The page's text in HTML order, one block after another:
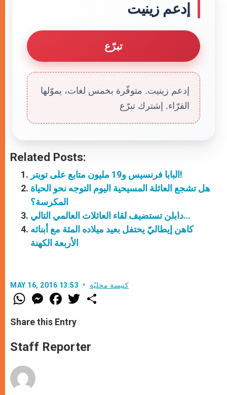
إدعم زينيت
تبرّع
إدعم زينيت. متوفّرة بخمس لغات، يموّلها
القرّاء. إشترك تبرّع
Related Posts:
البابا فرنسيس و19 مليون متابع على تويتر!
هل تشجع العائلة المسيحية اليوم التوجه نحو الحياة
المكرسة؟
دابلن تستضيف لقاء العائلات العالمي التالي…
كاهن إيطاليّ يحتفل بعيد ميلاده المئة مع أبنائه
الأربعة الكهنة
MAY 16, 2016 13:53 كنيسة محليّة
W
h
t
s
p
p
M
e
s
e
g
e
F
a
e
b
o
k
T
w
r
Share this Entry
Staff Reporter